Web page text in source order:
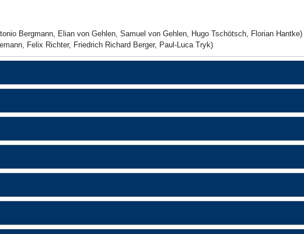
Bergmann, Elian von Gehlen, Samuel von Gehlen, Hugo Tschötsch, Florian Hantke)
Felix Richter, Friedrich Richard Berger, Paul-Luca Tryk)